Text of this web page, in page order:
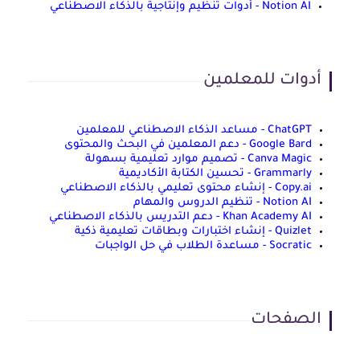
Notion AI - أدوات تنظيم وإنتاجية بالذكاء الاصطناعي
أدوات للمعلمين
ChatGPT - مساعد الذكاء الاصطناعي للمعلمين
Google Bard - دعم المعلمين في البحث والمحتوى
Canva Magic - تصميم موارد تعليمية بسهولة
Grammarly - تحسين الكتابة الأكاديمية
Copy.ai - إنشاء محتوى تعليمي بالذكاء الاصطناعي
Notion AI - تنظيم الدروس والمهام
Khan Academy AI - دعم التدريس بالذكاء الاصطناعي
Quizlet - إنشاء اختبارات وبطاقات تعليمية ذكية
Socratic - مساعدة الطلاب في حل الواجبات
الصفحات